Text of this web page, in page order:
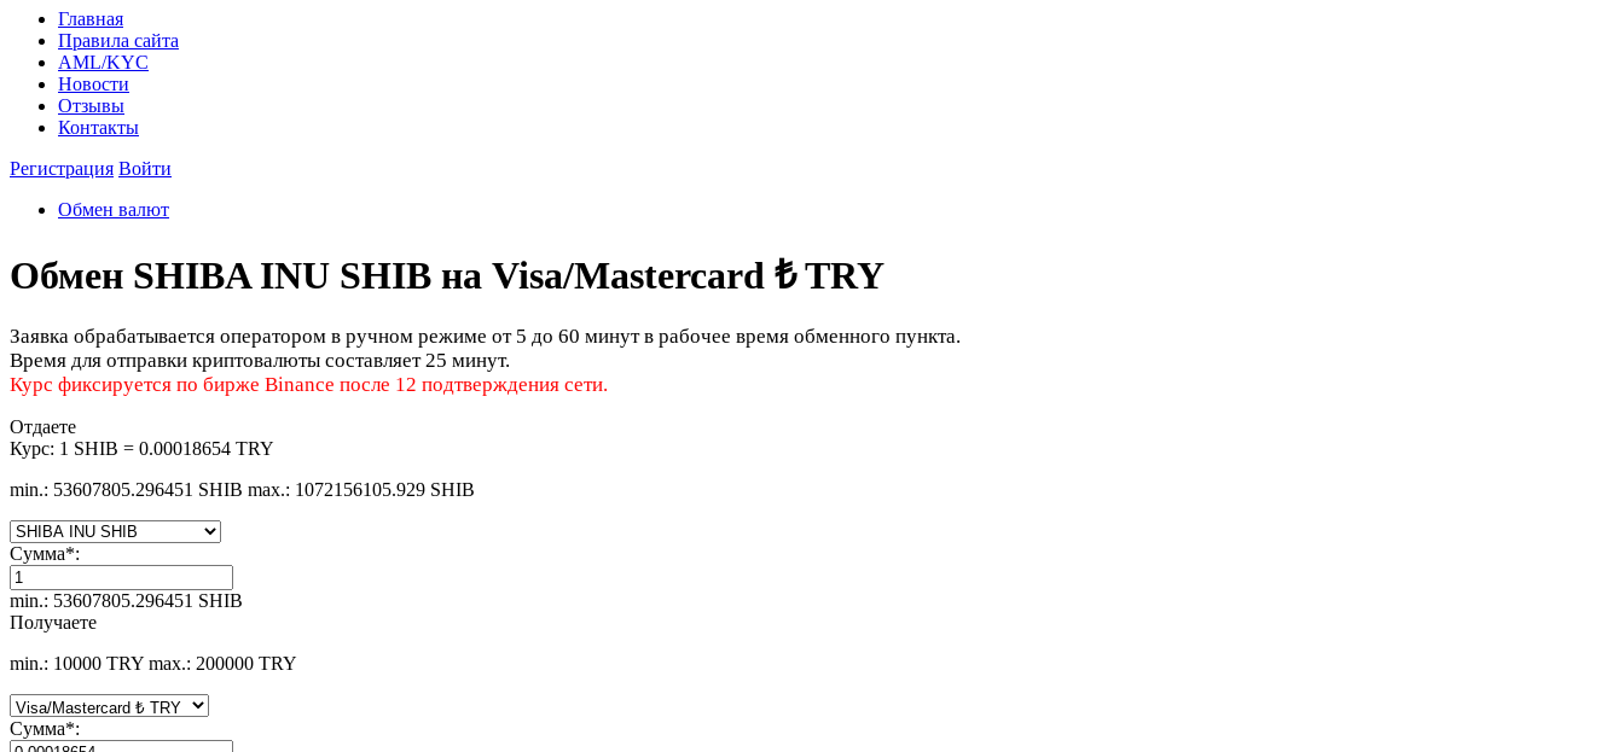
Главная
Правила сайта
AML/KYC
Новости
Отзывы
Контакты
Регистрация Войти
Обмен валют
Обмен SHIBA INU SHIB на Visa/Mastercard ₺ TRY
Заявка обрабатывается оператором в ручном режиме от 5 до 60 минут в рабочее время обменного пункта.
Время для отправки криптовалюты составляет 25 минут.
Курс фиксируется по бирже Binance после 12 подтверждения сети.
Отдаете
Курс: 1 SHIB = 0.00018654 TRY
min.: 53607805.296451 SHIB max.: 1072156105.929 SHIB
Сумма*:
min.: 53607805.296451 SHIB
Получаете
min.: 10000 TRY max.: 200000 TRY
Сумма*: